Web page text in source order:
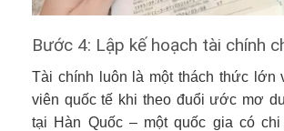
Bước 4: Lập kế hoạch tài chính
Tài chính luôn là một thách thức lớn
viên quốc tế khi theo đuổi ước mơ
tại Hàn Quốc – một quốc gia có